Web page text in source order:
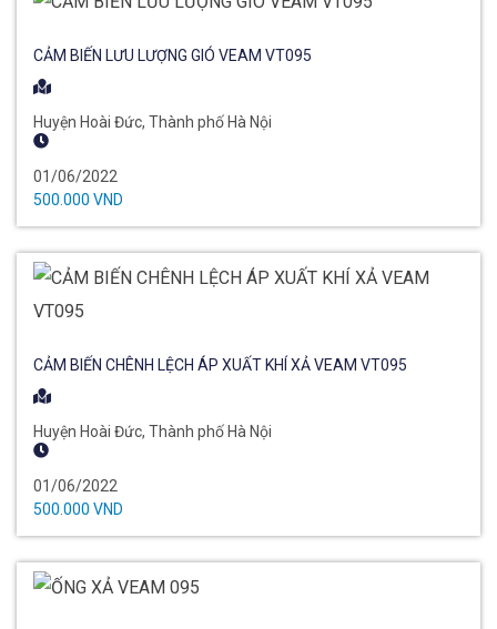
CẢM BIẾN LƯU LƯỢNG GIÓ VEAM VT095
Huyện Hoài Đức, Thành phố Hà Nội
01/06/2022
500.000 VND
CẢM BIẾN CHÊNH LỆCH ÁP XUẤT KHÍ XẢ VEAM VT095
Huyện Hoài Đức, Thành phố Hà Nội
01/06/2022
500.000 VND